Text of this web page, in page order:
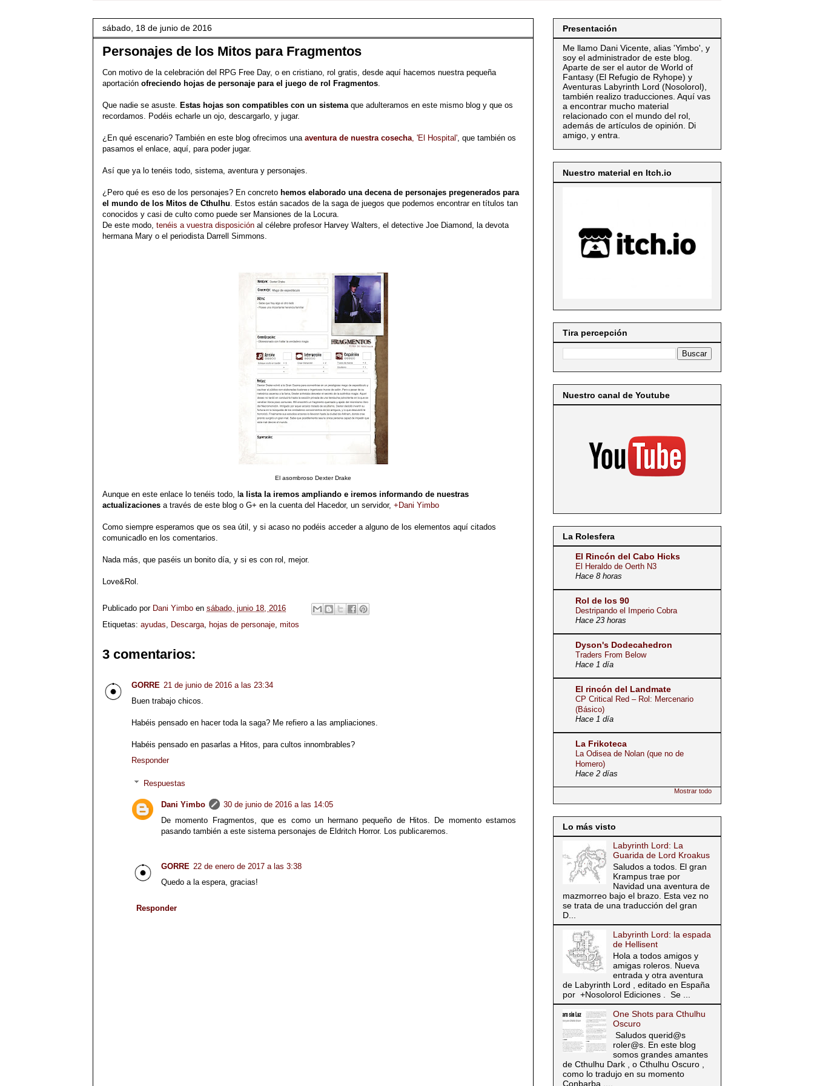
sábado, 18 de junio de 2016
Personajes de los Mitos para Fragmentos
Con motivo de la celebración del RPG Free Day, o en cristiano, rol gratis, desde aquí hacemos nuestra pequeña
aportación ofreciendo hojas de personaje para el juego de rol Fragmentos.
Que nadie se asuste. Estas hojas son compatibles con un sistemaque adulteramos en este mismo blog y que os
recordamos. Podéis echarle un ojo, descargarlo, y jugar.
¿En qué escenario? También en este blog ofrecimos una aventura de nuestra cosecha, 'El Hospital', que también os
pasamos el enlace, aquí, para poder jugar.
Así que ya lo tenéis todo, sistema, aventura y personajes.
¿Pero qué es eso de los personajes? En concreto hemos elaborado una decena de personajes pregenerados para
el mundo de los Mitos de Cthulhu. Estos están sacados de la saga de juegos que podemos encontrar en títulos tan
conocidos y casi de culto como puede ser Mansiones de la Locura.
De este modo, tenéis a vuestra disposición al célebre profesor Harvey Walters, el detective Joe Diamond, la devota
hermana Mary o el periodista Darrell Simmons.
El asombroso Dexter Drake
Aunque en este enlace lo tenéis todo, la lista la iremos ampliando e iremos informando de nuestras
actualizaciones a través de este blog o G+ en la cuenta del Hacedor, un servidor, +Dani Yimbo
Como siempre esperamos que os sea útil, y si acaso no podéis acceder a alguno de los elementos aquí citados
comunicadlo en los comentarios.
Nada más, que paséis un bonito día, y si es con rol, mejor.
Love&Rol.
Publicado por Dani Yimbo en sábado, junio 18, 2016
Etiquetas: ayudas Descarga hojas de personaje mitos
3 comentarios:
GORRE 21 de junio de 2016 a las 23:34
Buen trabajo chicos.
Habéis pensado en hacer toda la saga? Me refiero a las ampliaciones.
Habéis pensado en pasarlas a Hitos, para cultos innombrables?
Responder
Respuestas
Dani Yimbo
30 de junio de 2016 a las 14:05
De momento Fragmentos, que es como un hermano pequeño de Hitos. De momento estamos
pasando también a este sistema personajes de Eldritch Horror. Los publicaremos.
GORRE 22 de enero de 2017 a las 3:38
Quedo a la espera, gracias!
Responder
Presentación
Me llamo Dani Vicente, alias 'Yimbo', y
soy el administrador de este blog.
Aparte de ser el autor de World of
Fantasy (El Refugio de Ryhope) y
Aventuras Labyrinth Lord (Nosolorol),
también realizo traducciones. Aquí vas
a encontrar mucho material
relacionado con el mundo del rol,
además de artículos de opinión. Di
amigo, y entra.
Nuestro material en Itch.io
Tira percepción
Nuestro canal de Youtube
La Rolesfera
El Rincón del Cabo Hicks
El Heraldo de Oerth N3
Hace 8 horas
Rol de los 90
Destripando el Imperio Cobra
Hace 23 horas
Dyson's Dodecahedron
Traders From Below
Hace 1 día
El rincón del Landmate
CP Critical Red – Rol: Mercenario
(Básico)
Hace 1 día
La Frikoteca
La Odisea de Nolan (que no de
Homero)
Hace 2 días
Mostrar todo
Lo más visto
Labyrinth Lord: La
Guarida de Lord Kroakus
Saludos a todos. El gran
Krampus trae por
Navidad una aventura de
mazmorreo bajo el brazo. Esta vez no
se trata de una traducción del gran
D...
Labyrinth Lord: la espada
de Hellisent
Hola a todos amigos y
amigas roleros. Nueva
entrada y otra aventura
de Labyrinth Lord , editado en España
por +Nosolorol Ediciones . Se ...
One Shots para Cthulhu
Oscuro
Saludos querid@s
roler@s. En este blog
somos grandes amantes
de Cthulhu Dark , o Cthulhu Oscuro ,
como lo tradujo en su momento
Conbarba ....